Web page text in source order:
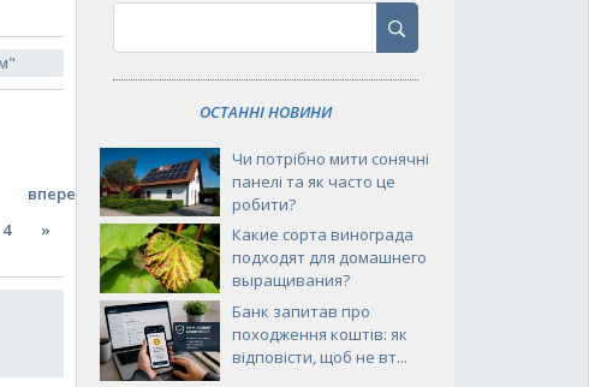
4
вперед
»
ОСТАННІ НОВИНИ
Чи потрібно мити сонячні
панелі та як часто це
робити?
Какие сорта винограда
подходят для домашнего
выращивания?
Банк запитав про
походження коштів: як
відповісти, щоб не вт...